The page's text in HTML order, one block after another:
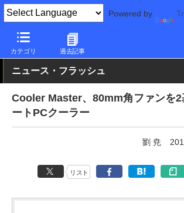
Powered by
カテゴリ 過去記事
PC Watch 半導体/周辺機器
ニュース・フラッシュ
Cooler Master、80mm角ファンを2
ートPCクーラー
劉 尭
リスト